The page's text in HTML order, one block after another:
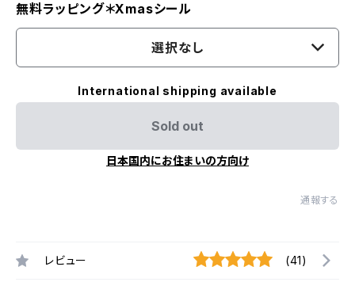
無料ラッピング＊Xmasシール
選択なし
International shipping available
Sold out
日本国内にお住まいの方向け
通報する
レビュー (41)